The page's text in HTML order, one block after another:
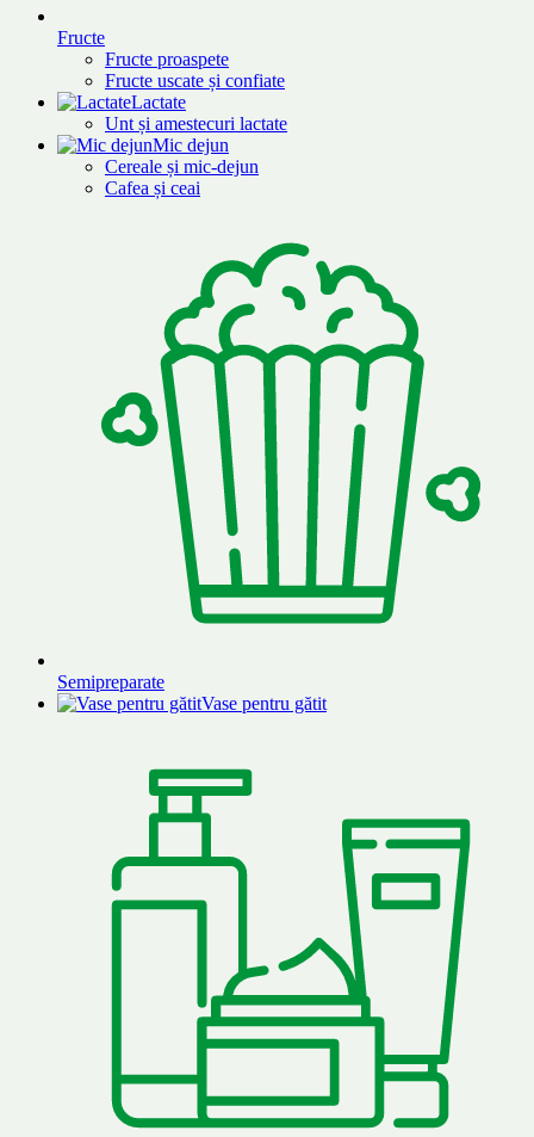
Fructe
Fructe proaspete
Fructe uscate și confiate
Lactate
Unt și amestecuri lactate
Mic dejun
Cereale și mic-dejun
Cafea și ceai
Semipreparate
Vase pentru gătit